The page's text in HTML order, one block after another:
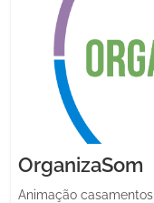
OrganizaSom
Animação casamentos